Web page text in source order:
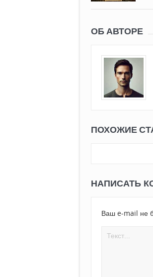
ОБ АВТОРЕ
ПОХОЖИЕ
НАПИСАТЬ
Ваш e-mail не